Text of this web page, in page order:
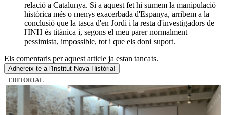
relació a Catalunya. Si a aquest fet hi sumem la manipulació
històrica més o menys exacerbada d'Espanya, arribem a la
conclusió que la tasca d'en Jordi i la resta d'investigadors de
l'INH és titànica i, segons el meu parer normalment
pessimista, impossible, tot i que els doni suport.
Els comentaris per aquest article ja estan tancats.
Adhereix-te a l'Institut Nova Història!
EDITORIAL